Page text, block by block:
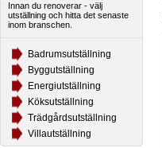
Innan du renoverar - välj
utställning och hitta det senaste
inom branschen.
Badrumsutställning
Byggutställning
Energiutställning
Köksutställning
Trädgårdsutställning
Villautställning